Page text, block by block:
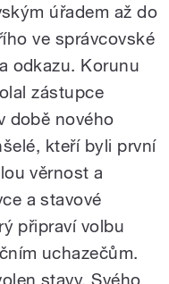
úřadem až do
ve správcovské
odkazu. Korunu
zástupce
době nového
kteří byli první
věrnost a
a stavové
připraví volbu
uchazečům.
stavy. Svého